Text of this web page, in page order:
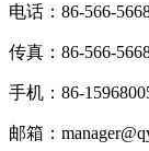
电话：86-566-
传真：86-566-
手机：86-
邮箱：